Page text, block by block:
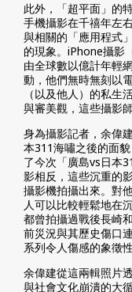
此外，「超平面」的
手機攝影在千禧年左
與相關的「應用程式
的現象。iPhone攝影
由全球數以億計年輕
動，他們無時無刻以
（以及他人）的私生
與審美觀，這些攝影
身為攝影記者，余偉
本311海嘯之後的面
了今次「廣島vs日本
影相反，這些沉重的
攝影機拍攝出來。對
人可以比較輕鬆地在
都曾拍攝過戰後長崎
前災況與其歷史傷口
系列令人傷感的象徵性
余偉建從這兩輯照片
與社會文化崩潰的大